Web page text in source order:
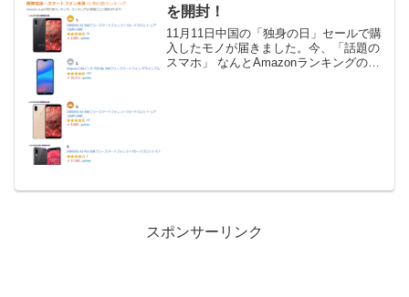
を開封！
11月11日中国の「独身の日」セールで購
入したモノが届きました。今、「話題の
スマホ」 なんとAmazonランキングのス
スポンサーリンク